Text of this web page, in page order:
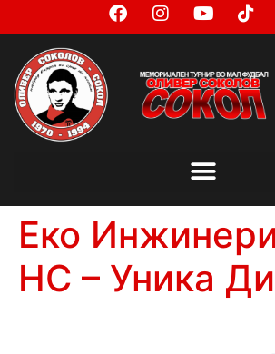
Еко
НС – Уника